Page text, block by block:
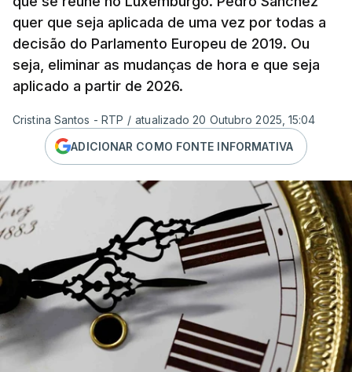
quer que seja aplicada de uma vez por todas a
decisão do Parlamento Europeu de 2019. Ou
seja, eliminar as mudanças de hora e que seja
aplicado a partir de 2026.
Cristina Santos - RTP / atualizado 20 Outubro 2025, 15:04
ADICIONAR COMO FONTE INFORMATIVA